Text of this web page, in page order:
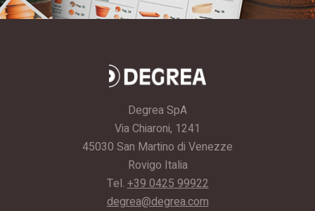
Degrea SpA
Via Chiaroni, 1241
45030 San Martino di Venezze
Rovigo Italia
Tel.+39 0425 99922
degrea@degrea.com